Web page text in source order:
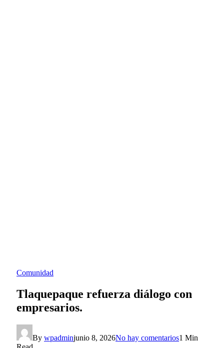
Comunidad
Tlaquepaque refuerza diálogo con
empresarios.
By wpadminjunio 8, 2026No hay comentarios1 Min